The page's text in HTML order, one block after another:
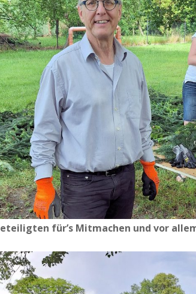
für’s Mitmachen und vor